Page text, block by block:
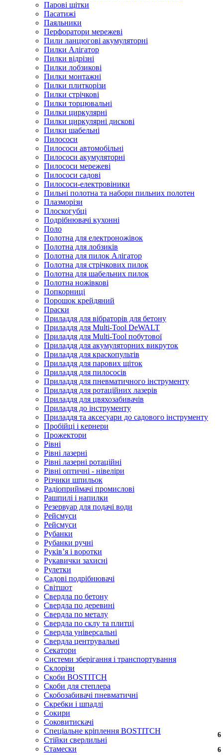
Парові щітки
Пасатижі
Паяльники
Перфоратори мережеві
Пили ланцюгові акумуляторні
Пилки Алігатор
Пилки відрізні
Пилки лобзикові
Пилки монтажні
Пилки плиткорізи
Пилки стрічкові
Пилки торцювальні
Пилки циркулярні
Пилки циркулярні дискові
Пилки шабельні
Пилососи
Пилососи автомобільні
Пилососи акумуляторні
Пилососи мережеві
Пилососи садові
Пилососи-електровіники
Пильні полотна та набори пильних полотен
Плазморізи
Плоскогубці
Подрібнювачі кухонні
Поло
Полотна для електроножівок
Полотна для лобзиків
Полотна для пилок Алігатор
Полотна для стрічкових пилок
Полотна для шабельних пилок
Полотна ножівкові
Попкорниці
Порошок крейдяний
Праски
Приладдя для вібраторів для бетону
Приладдя для Multi-Tool DeWALT
Приладдя для Multi-Tool побутової
Приладдя для акумуляторних викруток
Приладдя для краскопультів
Приладдя для парових щіток
Приладдя для пилососів
Приладдя для пневматичного інструменту
Приладдя для ротаційних лазерів
Приладдя для цвяхозабивачів
Приладдя до інструменту
Приладдя та аксесуари до садового інструменту
Пробійці і кернери
Прожектори
Рівні
Рівні лазерні
Рівні лазерні ротаційні
Рівні оптичні - нівеліри
Різчики шпильок
Радіоприймачі промислові
Рашпилі і напилки
Резервуар для подачі води
Рейсмуси
Рейсмуси
Рубанки
Рубанки ручні
Руківʼя і воротки
Рукавички захисні
Рулетки
Садові подрібнювачі
Світшот
Свердла по бетону
Свердла по деревині
Свердла по металу
Свердла по склу та плитці
Свердла універсальні
Свердла центрувальні
Секатори
Системи зберігання і транспортування
Склорізи
Скоби BOSTITCH
Скоби для степлера
Скобозабивачі пневматичні
Скребки і шпадлі
Сокири
Соковитискачі
Спеціальне кріплення BOSTITCH
Стійки сверлильні
Стамески
6
6
6
6
6
6
6
6
6
6
6
6
6
6
6
6
6
6
6
6
6
6